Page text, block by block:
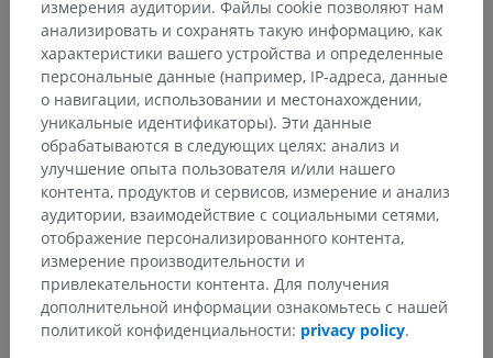
измерения аудитории. Файлы cookie позволяют нам
анализировать и сохранять такую информацию, как
характеристики вашего устройства и определенные
персональные данные (например, IP-адреса, данные
о навигации, использовании и местонахождении,
уникальные идентификаторы). Эти данные
обрабатываются в следующих целях: анализ и
улучшение опыта пользователя и/или нашего
контента, продуктов и сервисов, измерение и анализ
аудитории, взаимодействие с социальными сетями,
отображение персонализированного контента,
измерение производительности и
привлекательности контента. Для получения
дополнительной информации ознакомьтесь с нашей
политикой конфиденциальности: privacy policy.